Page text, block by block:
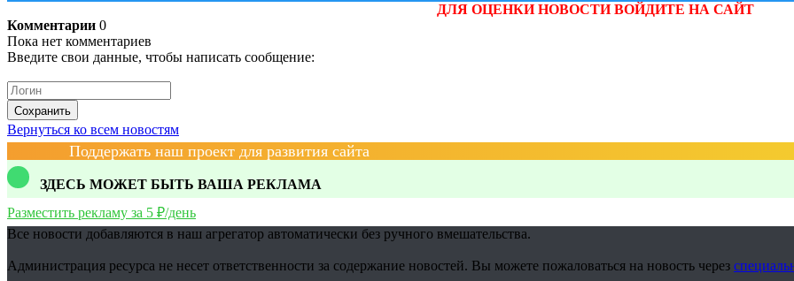
ДЛЯ ОЦЕНКИ НОВОСТИ ВОЙДИТЕ НА САЙТ
Комментарии 0
Пока нет комментариев
Введите свои данные, чтобы написать сообщение:
Сохранить
Вернуться ко всем новостям
Поддержать наш проект для развития сайта
ЗДЕСЬ МОЖЕТ БЫТЬ ВАША РЕКЛАМА
Разместить рекламу за 5 ₽/день
Все новости добавляются в наш агрегатор автоматически без ручного вмешательства.
Администрация ресурса не несет ответственности за содержание новостей. Вы можете пожаловаться на новость через